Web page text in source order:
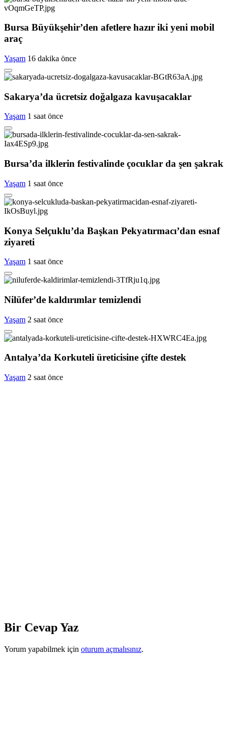
Bursa Büyükşehir’den afetlere hazır iki yeni mobil
araç
Yaşam 16 dakika önce
Sakarya’da ücretsiz doğalgaza kavuşacaklar
Yaşam 1 saat önce
Bursa’da ilklerin festivalinde çocuklar da şen şakrak
Yaşam 1 saat önce
Konya Selçuklu’da Başkan Pekyatırmacı’dan esnaf
ziyareti
Yaşam 1 saat önce
Nilüfer’de kaldırımlar temizlendi
Yaşam 2 saat önce
Antalya’da Korkuteli üreticisine çifte destek
Yaşam 2 saat önce
Bir Cevap Yaz
Yorum yapabilmek için oturum açmalısınız.